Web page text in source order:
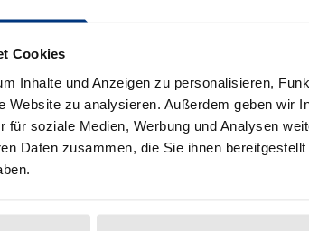
Cookies
Inhalte und Anzeigen zu personalisieren,
Website zu analysieren. Außerdem geben wir
für soziale Medien, Werbung und Analysen
Daten zusammen, die Sie ihnen
eine unliebsame